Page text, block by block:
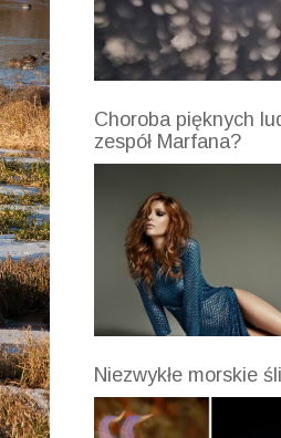
Choroba pięknych
zespół Marfana?
Niezwykłe morskie